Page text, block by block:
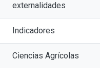
externalidades
Indicadores
Ciencias Agrícolas